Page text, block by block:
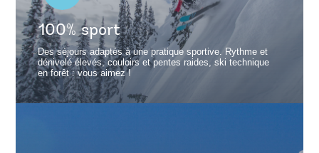
100% sport
Des séjours adaptés à une pratique sportive. Rythme et
dénivelé élevés, couloirs et pentes raides, ski technique
en forêt : vous aimez !